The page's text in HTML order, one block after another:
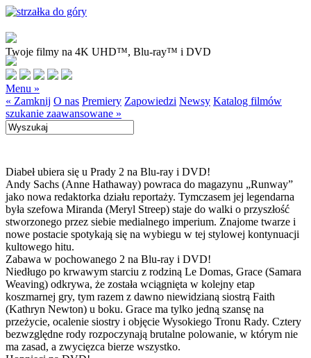
Twoje filmy na 4K UHD™, Blu-ray™ i DVD
Menu »
« Zamknij O nas Premiery Zapowiedzi Newsy Katalog filmów
szukanie zaawansowane »
Diabeł ubiera się u Prady 2 na Blu-ray i DVD!
Andy Sachs (Anne Hathaway) powraca do magazynu „Runway”
jako nowa redaktorka działu reportaży. Tymczasem jej legendarna
była szefowa Miranda (Meryl Streep) staje do walki o przyszłość
stworzonego przez siebie medialnego imperium. Znajome twarze i
nowe postacie spotykają się na wybiegu w tej stylowej kontynuacji
kultowego hitu.
Zabawa w pochowanego 2 na Blu-ray i DVD!
Niedługo po krwawym starciu z rodziną Le Domas, Grace (Samara
Weaving) odkrywa, że została wciągnięta w kolejny etap
koszmarnej gry, tym razem z dawno niewidzianą siostrą Faith
(Kathryn Newton) u boku. Grace ma tylko jedną szansę na
przeżycie, ocalenie siostry i objęcie Wysokiego Tronu Rady. Cztery
bezwzględne rody rozpoczynają brutalne polowanie, w którym nie
ma zasad, a zwycięzca bierze wszystko.